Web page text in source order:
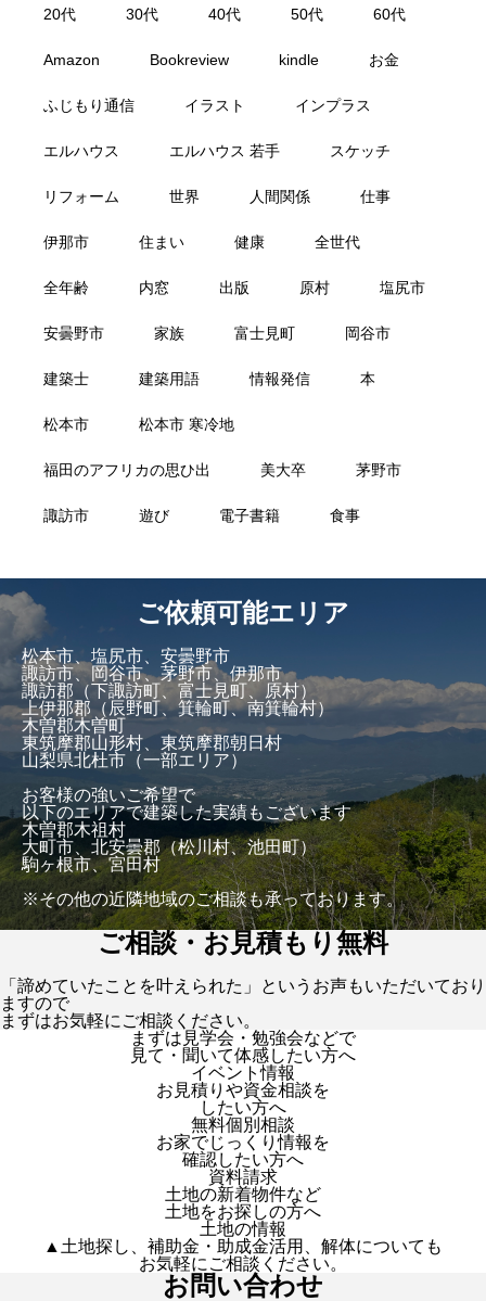
20代 30代 40代 50代 60代
Amazon Bookreview kindle お金
ふじもり通信 イラスト インプラス
エルハウス エルハウス 若手 スケッチ
リフォーム 世界 人間関係 仕事
伊那市 住まい 健康 全世代
全年齢 内窓 出版 原村 塩尻市
安曇野市 家族 富士見町 岡谷市
建築士 建築用語 情報発信 本
松本市 松本市 寒冷地
福田のアフリカの思ひ出 美大卒 茅野市
諏訪市 遊び 電子書籍 食事
ご依頼可能エリア
松本市、塩尻市、安曇野市
諏訪市、岡谷市、茅野市、伊那市
諏訪郡（下諏訪町、富士見町、原村）
上伊那郡（辰野町、箕輪町、南箕輪村）
木曽郡木曽町
東筑摩郡山形村、東筑摩郡朝日村
山梨県北杜市（一部エリア）
お客様の強いご希望で
以下のエリアで建築した実績もございます
木曽郡木祖村
大町市、北安曇郡（松川村、池田町）
駒ヶ根市、宮田村
※その他の近隣地域のご相談も承っております。
ご相談・お見積もり無料
「諦めていたことを叶えられた」というお声もいただいており
ますので
まずはお気軽にご相談ください。
まずは見学会・勉強会などで
見て・聞いて体感したい方へ
イベント情報
お見積りや資金相談を
したい方へ
無料個別相談
お家でじっくり情報を
確認したい方へ
資料請求
土地の新着物件など
土地をお探しの方へ
土地の情報
▲土地探し、補助金・助成金活用、解体についても
お気軽にご相談ください。
お問い合わせ